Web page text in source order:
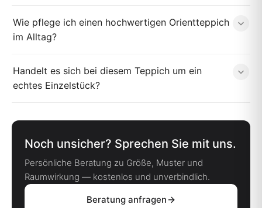
Wie pflege ich einen hochwertigen Orientteppich
im Alltag?
Handelt es sich bei diesem Teppich um ein
echtes Einzelstück?
Noch unsicher? Sprechen Sie mit uns.
Persönliche Beratung zu Größe, Muster und
Raumwirkung — kostenlos und unverbindlich.
Beratung anfragen